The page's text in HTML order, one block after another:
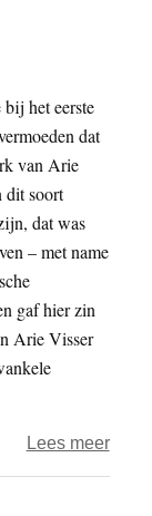
het eerste
dat
van Arie
dit soort
dat was
– met name
gaf hier zin
Arie Visser
Lees meerover